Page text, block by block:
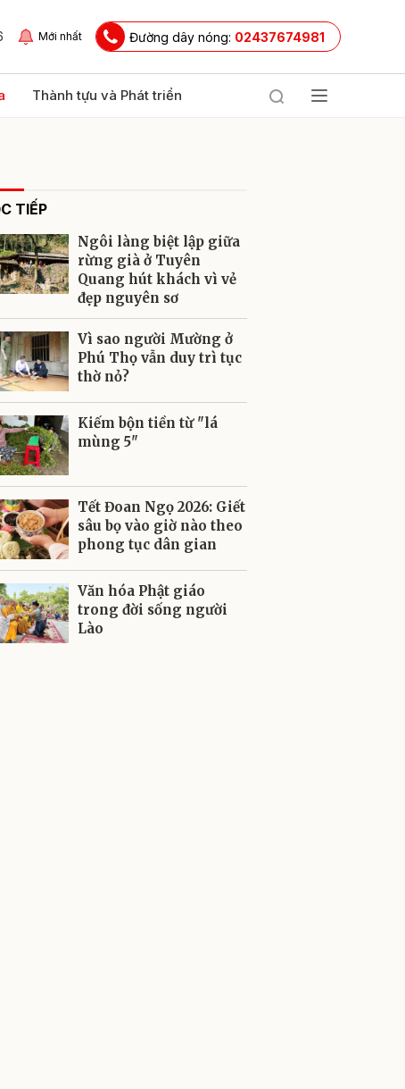
Mới nhất Đường dây nóng: 02437674981
Thành tựu và Phát triển
TIẾP
Ngôi làng biệt lập giữa
rừng già ở Tuyên
Quang hút khách vì vẻ
đẹp nguyên sơ
Vì sao người Mường ở
Phú Thọ vẫn duy trì tục
thờ nỏ?
Kiếm bộn tiền từ "lá
mùng 5"
Tết Đoan Ngọ 2026: Giết
sâu bọ vào giờ nào theo
phong tục dân gian
Văn hóa Phật giáo
trong đời sống người
Lào